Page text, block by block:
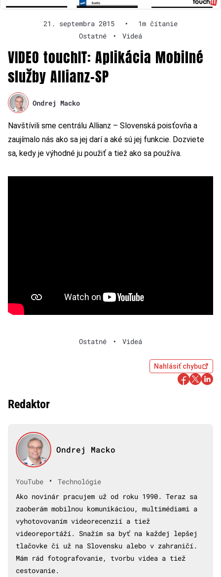
21. septembra 2015 •
1m čítanie
Ostatné
• Videá
VIDEO touchIT: Aplikácia Mobilné
služby Allianz-SP
Ondrej Macko
Navštívili sme centrálu Allianz – Slovenská poisťovňa a
zaujímalo nás ako sa jej darí a aké sú jej funkcie. Dozviete
sa, kedy je výhodné ju použiť a tiež ako sa používa.
Ostatné • Videá
Nahlásiť chybu
Redaktor
Ondrej Macko
YouTube •
Technológie
Ako novinár pracujem už od roku 1990. Teraz sa
zaoberám mobilnou komunikáciou, multimédiami a
vyhotovovaním videorecenzií a tiež
videoreportáží. Snažím sa byť na každej lepšej
tlačovke či už na Slovensku alebo v zahraničí.
Mám rád fotografovanie, tvorbu videa a tiež
cestovanie.